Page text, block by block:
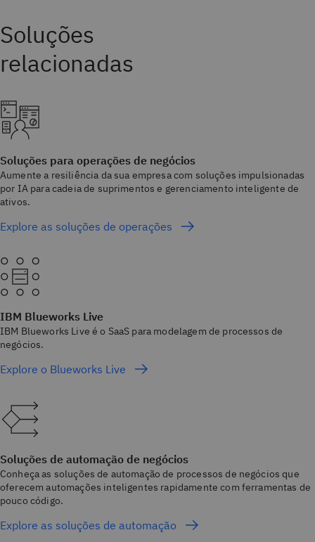
Soluções para operações de negócios
Aumente a resiliência da sua empresa com soluções impulsionadas
por IA para cadeia de suprimentos e gerenciamento inteligente de
ativos.
Explore as soluções de operações
IBM Blueworks Live
IBM Blueworks Live é o SaaS para modelagem de processos de
negócios.
Explore o Blueworks Live
Soluções de automação de negócios
Conheça as soluções de automação de processos de negócios que
oferecem automações inteligentes rapidamente com ferramentas de
pouco código.
Explore as soluções de automação